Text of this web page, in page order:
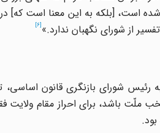
است، [بلکه به این معنا است که]
از شورای نگهبان ندارد.»[6]
شورای بازنگری قانون اساسی،
ملّت باشد، برای احراز مقام ولایت